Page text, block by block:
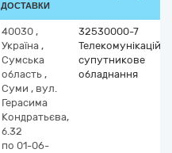
ДОСТАВКИ
40030 ,
Україна ,
Сумська
область ,
Суми , вул.
Герасима
Кондратьєва,
б.32
по 01-06-
32530000-7
Телекомунікаційне
супутникове
обладнання